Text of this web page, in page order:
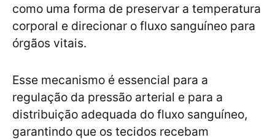
como uma forma de preservar a temperatura
corporal e direcionar o fluxo sanguíneo para
órgãos vitais.
Esse mecanismo é essencial para a
regulação da pressão arterial e para a
distribuição adequada do fluxo sanguíneo,
garantindo que os tecidos recebam